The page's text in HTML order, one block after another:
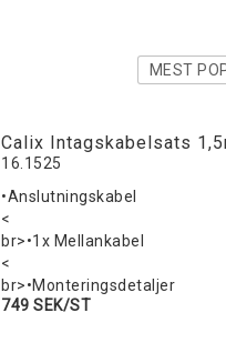
MEST
Calix Intagskabelsats
16.1525
•Anslutningskabel
<
br>•1x Mellankabel
<
br>•Monteringsdetaljer
749 SEK/ST